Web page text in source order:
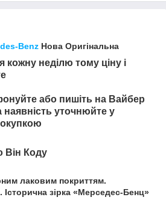
Benz Нова Оригінальна
неділю тому ціну і
або пишіть на Вайбер
наявність уточнюйте у
Він Коду
лаковим покриттям.
зірка «Мерседес-Бенц»